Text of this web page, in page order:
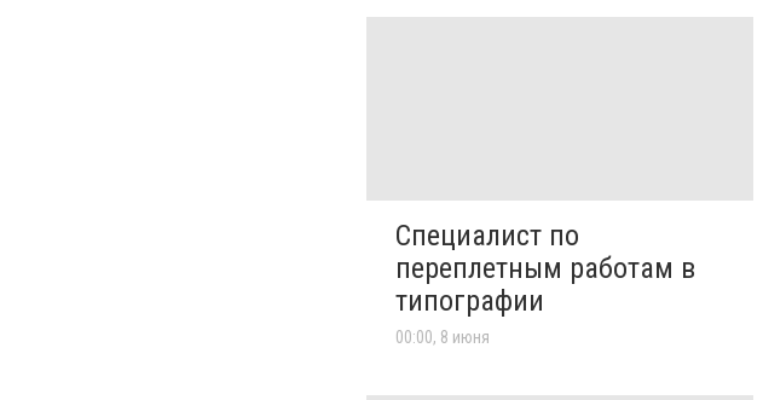
Специалист по
переплетным работам в
типографии
00:00, 8 июня